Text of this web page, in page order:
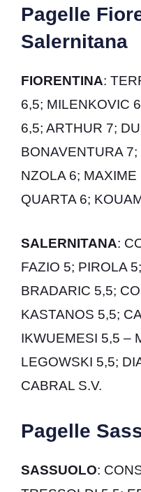
Pagelle
Salernitana
FIORENTINA:
6,5; MILENKOVIC
6,5; ARTHUR 7;
BONAVENTURA
NZOLA 6;
QUARTA 6;
SALERNITANA:
FAZIO 5; PIROLA
BRADARIC 5,5;
KASTANOS 5,5;
IKWUEMESI 5,5 –
LEGOWSKI 5,5;
CABRAL S.V.
Pagelle
SASSUOLO: